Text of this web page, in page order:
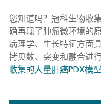
您知道吗？冠科生物收
确再现了肿瘤微环境的
病理学、生长特征方面
拷贝数、突变和融合进
收集的大量肝癌PDX模型